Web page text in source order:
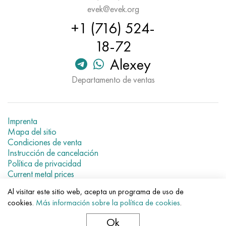
evek@evek.org
+1 (716) 524-
18-72
Alexey
Departamento de ventas
Imprenta
Mapa del sitio
Condiciones de venta
Instrucción de cancelación
Política de privacidad
Current metal prices
© 2007–2026 «Evek GmbH»
El uso de los materiales de la web sin enlaces directos para el
Al visitar este sitio web, acepta un programa de uso de
cookies. Más información sobre la política de cookies.
Ok
udimet 720
40XFA, 1.7223, AISI 4142
45HN2MFA, k2425, 45hnmf
A40G, 44smn28, 1.0762, 46s20